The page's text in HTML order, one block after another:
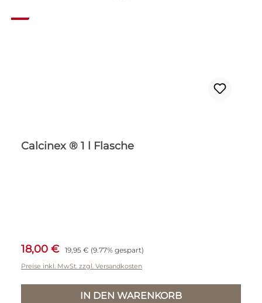
Calcinex ® 1 l Flasche
Verkaufspreis:
18,00 € Regulärer Preis:
19,95 € (9.77% gespart)
Preise inkl. MwSt. zzgl. Versandkosten
IN DEN WARENKORB